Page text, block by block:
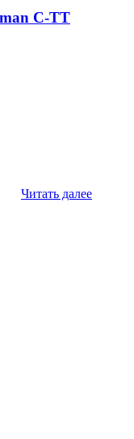
C-TT
Читать далее